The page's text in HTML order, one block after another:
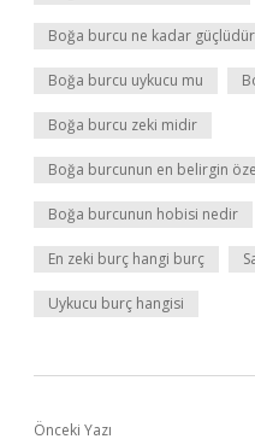
Boğa burcu ne kadar güçlüdür
Boğa burcu uykucu mu
Boğa burcu zeki midir
Boğa burcunun en belirgin
Boğa burcunun hobisi nedir
En zeki burç hangi burç
Uykucu burç hangisi
Önceki Yazı